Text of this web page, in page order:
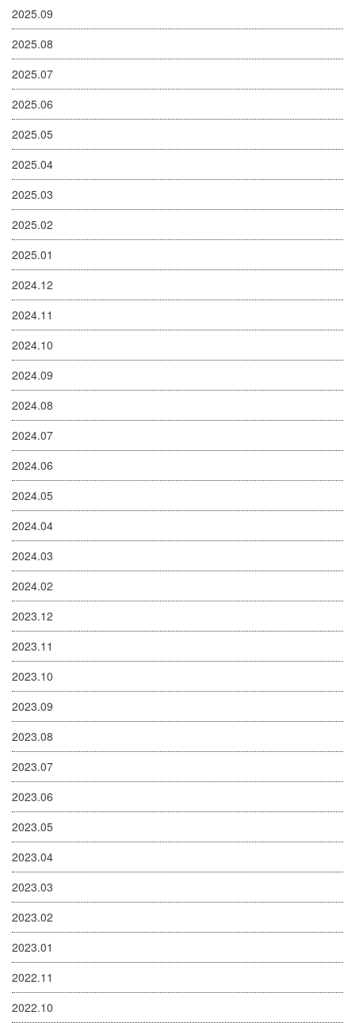
2025.09
2025.08
2025.07
2025.06
2025.05
2025.04
2025.03
2025.02
2025.01
2024.12
2024.11
2024.10
2024.09
2024.08
2024.07
2024.06
2024.05
2024.04
2024.03
2024.02
2023.12
2023.11
2023.10
2023.09
2023.08
2023.07
2023.06
2023.05
2023.04
2023.03
2023.02
2023.01
2022.11
2022.10